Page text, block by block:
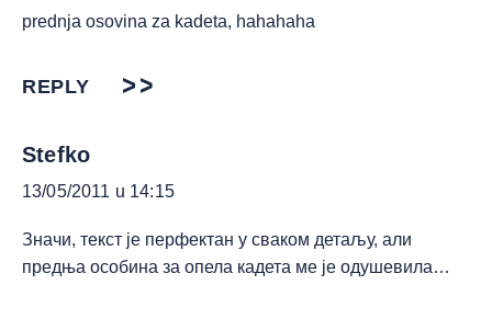
prednja osovina za kadeta, hahahaha
REPLY
Stefko
13/05/2011 u 14:15
Значи, текст је перфектан у сваком детаљу, али
предња особина за опела кадета ме је одушевила…